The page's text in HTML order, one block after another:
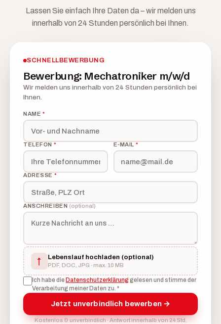
Lassen Sie einfach Ihre Daten da – wir melden uns
innerhalb von 24 Stunden persönlich bei Ihnen.
SCHNELLBEWERBUNG
Bewerbung: Mechatroniker m/w/d
Wir melden uns innerhalb von 24 Stunden persönlich bei
Ihnen.
NAME *
TELEFON * E-MAIL *
ADRESSE *
ANSCHREIBEN (optional)
↑ Lebenslauf hochladen (optional)
PDF, DOC, JPG · max. 10 MB
Ich habe die Datenschutzerklärung gelesen und stimme der
Verarbeitung meiner Daten zu. *
Jetzt unverbindlich bewerben →
Kostenlos & unverbindlich · Antwort innerhalb von 24 Std.